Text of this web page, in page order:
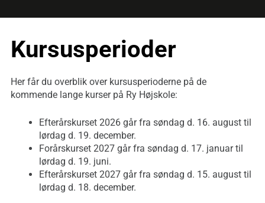
Kursusperioder
Her får du overblik over kursusperioderne på de
kommende lange kurser på Ry Højskole:
Efterårskurset 2026 går fra søndag d. 16. august til
lørdag d. 19. december.
Forårskurset 2027 går fra søndag d. 17. januar til
lørdag d. 19. juni.
Efterårskurset 2027 går fra søndag d. 15. august til
lørdag d. 18. december.